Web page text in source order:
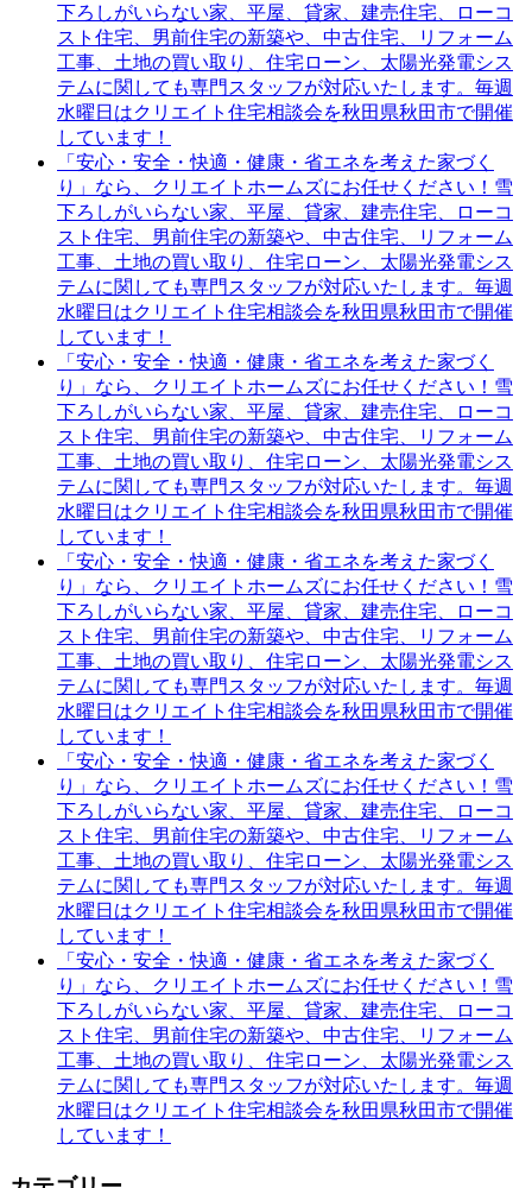
下ろしがいらない家、平屋、貸家、建売住宅、ローコ
スト住宅、男前住宅の新築や、中古住宅、リフォーム
工事、土地の買い取り、住宅ローン、太陽光発電シス
テムに関しても専門スタッフが対応いたします。毎週
水曜日はクリエイト住宅相談会を秋田県秋田市で開催
しています！
「安心・安全・快適・健康・省エネを考えた家づく
り」なら、クリエイトホームズにお任せください！雪
下ろしがいらない家、平屋、貸家、建売住宅、ローコ
スト住宅、男前住宅の新築や、中古住宅、リフォーム
工事、土地の買い取り、住宅ローン、太陽光発電シス
テムに関しても専門スタッフが対応いたします。毎週
水曜日はクリエイト住宅相談会を秋田県秋田市で開催
しています！
「安心・安全・快適・健康・省エネを考えた家づく
り」なら、クリエイトホームズにお任せください！雪
下ろしがいらない家、平屋、貸家、建売住宅、ローコ
スト住宅、男前住宅の新築や、中古住宅、リフォーム
工事、土地の買い取り、住宅ローン、太陽光発電シス
テムに関しても専門スタッフが対応いたします。毎週
水曜日はクリエイト住宅相談会を秋田県秋田市で開催
しています！
「安心・安全・快適・健康・省エネを考えた家づく
り」なら、クリエイトホームズにお任せください！雪
下ろしがいらない家、平屋、貸家、建売住宅、ローコ
スト住宅、男前住宅の新築や、中古住宅、リフォーム
工事、土地の買い取り、住宅ローン、太陽光発電シス
テムに関しても専門スタッフが対応いたします。毎週
水曜日はクリエイト住宅相談会を秋田県秋田市で開催
しています！
「安心・安全・快適・健康・省エネを考えた家づく
り」なら、クリエイトホームズにお任せください！雪
下ろしがいらない家、平屋、貸家、建売住宅、ローコ
スト住宅、男前住宅の新築や、中古住宅、リフォーム
工事、土地の買い取り、住宅ローン、太陽光発電シス
テムに関しても専門スタッフが対応いたします。毎週
水曜日はクリエイト住宅相談会を秋田県秋田市で開催
しています！
「安心・安全・快適・健康・省エネを考えた家づく
り」なら、クリエイトホームズにお任せください！雪
下ろしがいらない家、平屋、貸家、建売住宅、ローコ
スト住宅、男前住宅の新築や、中古住宅、リフォーム
工事、土地の買い取り、住宅ローン、太陽光発電シス
テムに関しても専門スタッフが対応いたします。毎週
水曜日はクリエイト住宅相談会を秋田県秋田市で開催
しています！